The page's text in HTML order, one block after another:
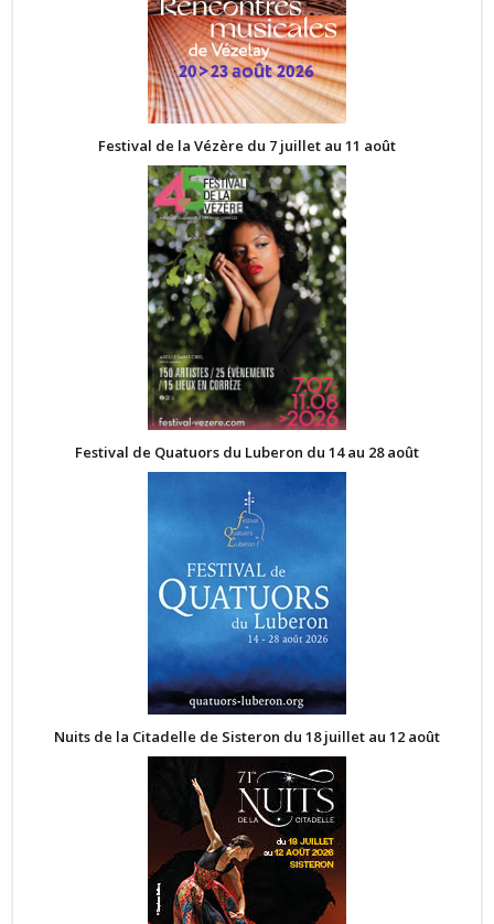
Festival de la Vézère du 7 juillet au 11 août
Festival de Quatuors du Luberon du 14 au 28 août
Nuits de la Citadelle de Sisteron du 18 juillet au 12 août